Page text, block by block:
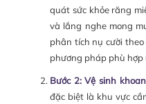
quát sức khỏe răng
và lắng nghe mong
phân tích nụ cười
phương pháp phù hợp
Bước 2: Vệ sinh
đặc biệt là khu vực